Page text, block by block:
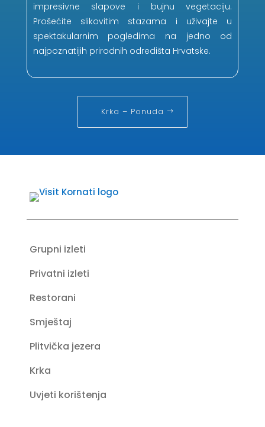
impresivne slapove i bujnu vegetaciju.
Prošećite slikovitim stazama i uživajte u
spektakularnim pogledima na jedno od
najpoznatijih prirodnih odredišta Hrvatske.
Krka – Ponuda
Grupni izleti
Privatni izleti
Restorani
Smještaj
Plitvička jezera
Krka
Uvjeti korištenja